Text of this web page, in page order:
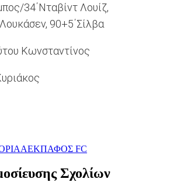
34΄Νταβίντ Λουίζ,
90+5΄Σίλβα
Κωνσταντίνος
ΑΕΚΠΑΦΟΣ FC
Σχολίων